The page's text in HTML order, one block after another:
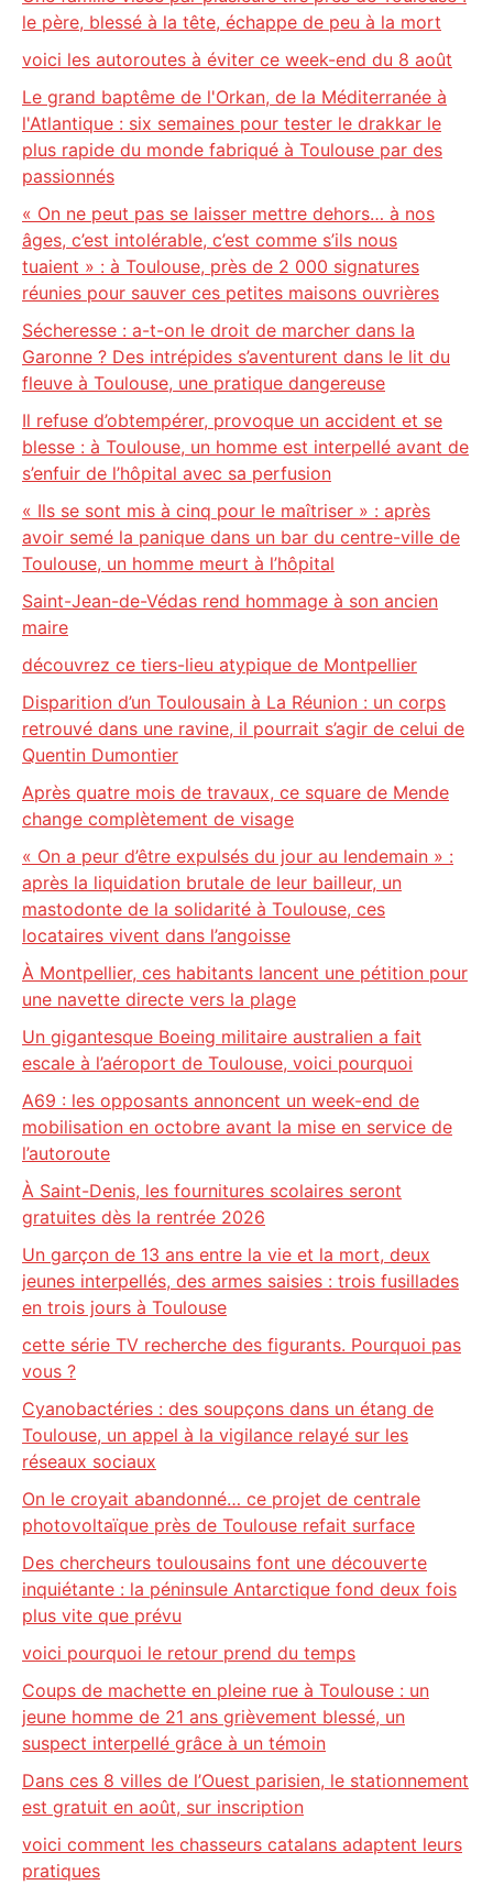
le père, blessé à la tête, échappe de peu à la mort
voici les autoroutes à éviter ce week-end du 8 août
Le grand baptême de l'Orkan, de la Méditerranée à
l'Atlantique : six semaines pour tester le drakkar le
plus rapide du monde fabriqué à Toulouse par des
passionnés
« On ne peut pas se laisser mettre dehors… à nos
âges, c’est intolérable, c’est comme s’ils nous
tuaient » : à Toulouse, près de 2 000 signatures
réunies pour sauver ces petites maisons ouvrières
Sécheresse : a-t-on le droit de marcher dans la
Garonne ? Des intrépides s’aventurent dans le lit du
fleuve à Toulouse, une pratique dangereuse
Il refuse d’obtempérer, provoque un accident et se
blesse : à Toulouse, un homme est interpellé avant de
s’enfuir de l’hôpital avec sa perfusion
« Ils se sont mis à cinq pour le maîtriser » : après
avoir semé la panique dans un bar du centre-ville de
Toulouse, un homme meurt à l’hôpital
Saint-Jean-de-Védas rend hommage à son ancien
maire
découvrez ce tiers-lieu atypique de Montpellier
Disparition d’un Toulousain à La Réunion : un corps
retrouvé dans une ravine, il pourrait s’agir de celui de
Quentin Dumontier
Après quatre mois de travaux, ce square de Mende
change complètement de visage
« On a peur d’être expulsés du jour au lendemain » :
après la liquidation brutale de leur bailleur, un
mastodonte de la solidarité à Toulouse, ces
locataires vivent dans l’angoisse
À Montpellier, ces habitants lancent une pétition pour
une navette directe vers la plage
Un gigantesque Boeing militaire australien a fait
escale à l’aéroport de Toulouse, voici pourquoi
A69 : les opposants annoncent un week-end de
mobilisation en octobre avant la mise en service de
l’autoroute
À Saint-Denis, les fournitures scolaires seront
gratuites dès la rentrée 2026
Un garçon de 13 ans entre la vie et la mort, deux
jeunes interpellés, des armes saisies : trois fusillades
en trois jours à Toulouse
cette série TV recherche des figurants. Pourquoi pas
vous ?
Cyanobactéries : des soupçons dans un étang de
Toulouse, un appel à la vigilance relayé sur les
réseaux sociaux
On le croyait abandonné… ce projet de centrale
photovoltaïque près de Toulouse refait surface
Des chercheurs toulousains font une découverte
inquiétante : la péninsule Antarctique fond deux fois
plus vite que prévu
voici pourquoi le retour prend du temps
Coups de machette en pleine rue à Toulouse : un
jeune homme de 21 ans grièvement blessé, un
suspect interpellé grâce à un témoin
Dans ces 8 villes de l’Ouest parisien, le stationnement
est gratuit en août, sur inscription
voici comment les chasseurs catalans adaptent leurs
pratiques